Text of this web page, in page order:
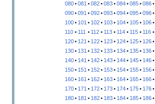
080•081 •082•083•084•085•086•
090•091 •092•093•094•095•096•
100• 101 • 102• 103• 104• 105• 106•
110 • 111 • 112 • 113 • 114 • 115 • 116 •
120• 121 • 122• 123• 124• 125• 126•
130• 131 • 132• 133• 134• 135• 136•
140• 141 • 142• 143• 144• 145• 146•
150• 151 • 152• 153• 154• 155• 156•
160• 161 • 162• 163• 164• 165• 166•
170• 171 • 172• 173• 174• 175• 176•
180• 181 • 182• 183• 184• 185• 186•